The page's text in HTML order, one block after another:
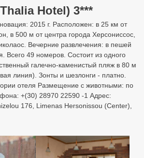
Hotel) 3***
2015 г. Расположен: в 25 км от
в 500 м от центра города Херсониссос,
Вечерние развлечения: в пешей
Всего 49 номеров. Состоит из одного
галечно-каменистый пляж в 80 м
линия). Зонты и шезлонги - платно.
отеля Размещение с животными: по
+(30) 28970 22590 -1 Адрес:
176, Limenas Hersonissou (Center),